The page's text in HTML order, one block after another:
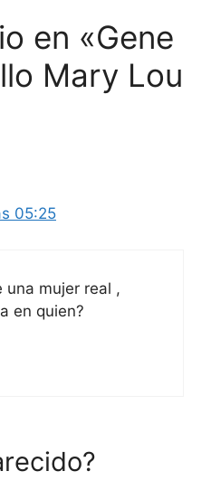
en «Gene
Mary Lou
05:25
una mujer real ,
en quien?